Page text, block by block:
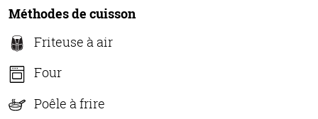
Méthodes de cuisson
Friteuse à air
Four
Poêle à frire